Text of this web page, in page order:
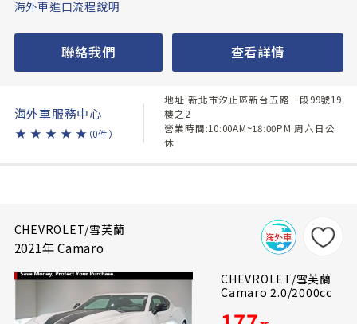
海外車進口流程說明
聯絡我們 查看詳情
海外車服務中心
★ ★ ★ ★ ★ （0件）
地址:新北市汐止區新台五路一段99號19
樓之2
營業時間:10:00AM~18:00PM 周六日公
休
CHEVROLET/雪芙蘭
2021年 Camaro
CHEVROLET/雪芙蘭
Camaro 2.0/2000cc